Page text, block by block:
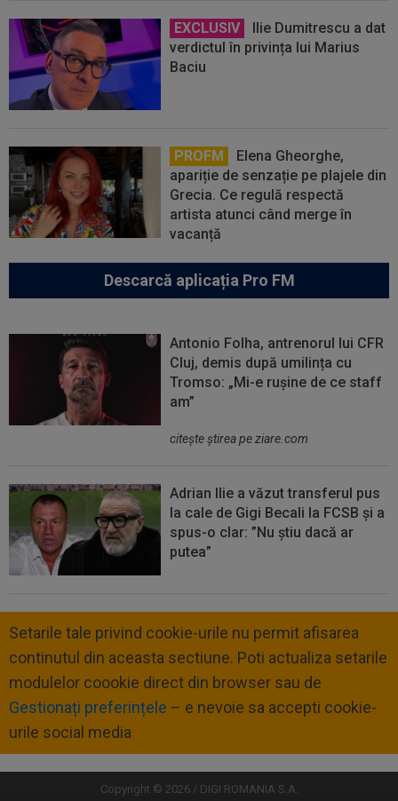
EXCLUSIV
Ilie Dumitrescu a dat
verdictul în privința lui Marius
Baciu
PROFM
Elena Gheorghe,
apariție de senzație pe plajele din
Grecia. Ce regulă respectă
artista atunci când merge în
vacanță
Descarcă aplicația Pro FM
Antonio Folha, antrenorul lui CFR
Cluj, demis după umilința cu
Tromso: „Mi-e rușine de ce staff
am”
citeşte ştirea pe ziare.com
Adrian Ilie a văzut transferul pus
la cale de Gigi Becali la FCSB și a
spus-o clar: ”Nu știu dacă ar
putea”
Setarile tale privind cookie-urile nu permit afisarea
continutul din aceasta sectiune. Poti actualiza setarile
modulelor coookie direct din browser sau de
Gestionați preferințele – e nevoie sa accepti cookie-
urile social media
Copyright © 2026 / DIGI ROMANIA S.A.